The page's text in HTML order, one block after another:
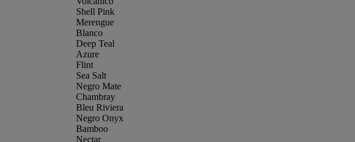
Shell Pink
Merengue
Blanco
Deep Teal
Azure
Flint
Sea Salt
Negro Mate
Chambray
Bleu Riviera
Negro Onyx
Bamboo
Nectar